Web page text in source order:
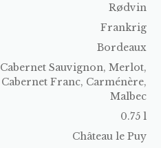
Rødvin
Frankrig
Bordeaux
Cabernet Sauvignon, Merlot,
Cabernet Franc, Carménère,
Malbec
0.75 l
Château le Puy